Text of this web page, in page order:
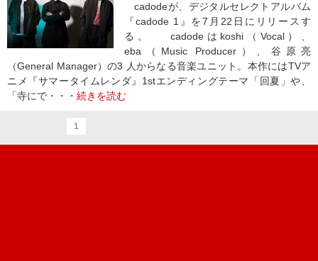
cadodeが、デジタルセレクトアルバム
『cadode 1』を7月22日にリリースす
る。 cadodeはkoshi（Vocal）、
eba（Music Producer）、谷原亮
（General Manager）の3 人からなる音楽ユニット。本作にはTVア
ニメ『サマータイムレンダ』1stエンディングテーマ「回夏」や、
「寺にで・・・ 続きを読む
1